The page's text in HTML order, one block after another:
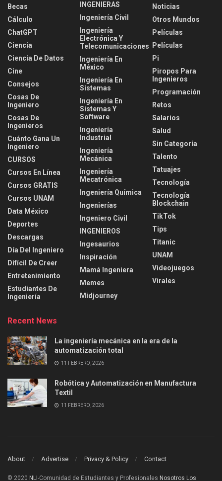
Becas
Cálculo
ChatGPT
Ciencia
Ciencia De Datos
Cine
Consejos
Cosas De
Ingeniero
Cosas De
Ingenieros
Cuánto Gana Un
Ingeniero
CURSOS
Cursos En Línea
Cursos GRATIS
Cursos UNAM
Data México
Deportes
Descargas
Día Del Ingeniero
Difícil De Creer
Entretenimiento
Estudiantes De
Ingeniería
INGENIERAS
Ingeniería Civil
Ingeniería
Electrónica Y
Telecomunicaciones
Ingeniería En
México
Ingeniería En
Sistemas
Ingeniería En
Sistemas Y
Software
Ingeniería
Industrial
Ingeniería
Mecánica
Ingeniería
Mecatrónica
Ingeniería Química
Ingenierías
Ingeniero Civil
INGENIEROS
Ingesaurios
Inspiración
Mamá Ingeniera
Memes
Midjourney
Noticias
Otros Mundos
Películas
Películas
Pi
Piropos Para
Ingenieros
Programación
Retos
Salarios
Salud
Sin Categoría
Talento
Tatuajes
Tecnología
Tecnología
Blockchain
TikTok
Tips
Titanic
UNAM
Videojuegos
Virales
Recent News
La ingeniería mecánica en la era de la
automatización total
11 FEBRERO, 2026
Robótica y Automatización en Manufactura
Textil
11 FEBRERO, 2026
About Advertise Privacy & Policy Contact
© 2020 NLI-Comunidad de Estudiantes y Profesionales Nosotros Los